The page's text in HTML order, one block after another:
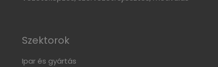
Szektorok
Ipar és gyártás